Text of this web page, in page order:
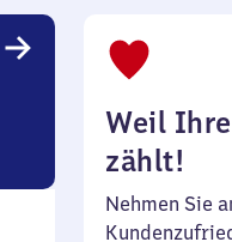
Weil
zählt!
Nehmen Sie